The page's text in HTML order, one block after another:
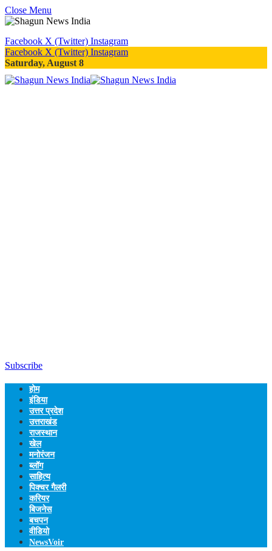
Close Menu
Facebook X (Twitter) Instagram
Facebook X (Twitter) Instagram
Saturday, August 8
Subscribe
होम
इंडिया
उत्तर प्रदेश
उत्तराखंड
राजस्थान
खेल
मनोरंजन
ब्लॉग
साहित्य
पिक्चर गैलरी
करियर
बिजनेस
बचपन
वीडियो
NewsVoir